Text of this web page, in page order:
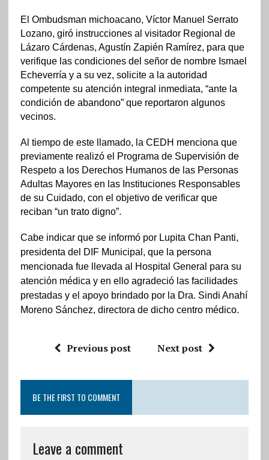
El Ombudsman michoacano, Víctor Manuel Serrato
Lozano, giró instrucciones al visitador Regional de
Lázaro Cárdenas, Agustín Zapién Ramírez, para que
verifique las condiciones del señor de nombre Ismael
Echeverría y a su vez, solicite a la autoridad
competente su atención integral inmediata, “ante la
condición de abandono” que reportaron algunos
vecinos.
Al tiempo de este llamado, la CEDH menciona que
previamente realizó el Programa de Supervisión de
Respeto a los Derechos Humanos de las Personas
Adultas Mayores en las Instituciones Responsables
de su Cuidado, con el objetivo de verificar que
reciban “un trato digno”.
Cabe indicar que se informó por Lupita Chan Panti,
presidenta del DIF Municipal, que la persona
mencionada fue llevada al Hospital General para su
atención médica y en ello agradeció las facilidades
prestadas y el apoyo brindado por la Dra. Sindi Anahí
Moreno Sánchez, directora de dicho centro médico.
Previous post Next post
BE THE FIRST TO COMMENT
Leave a comment